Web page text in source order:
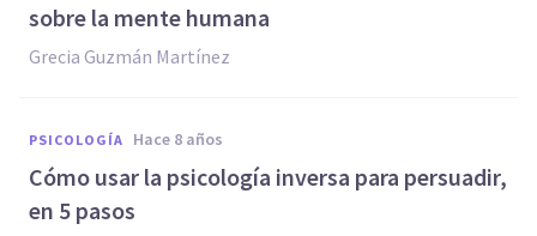
sobre la mente humana
Grecia Guzmán Martínez
PSICOLOGÍA hace 8 años
Cómo usar la psicología inversa para persuadir,
en 5 pasos